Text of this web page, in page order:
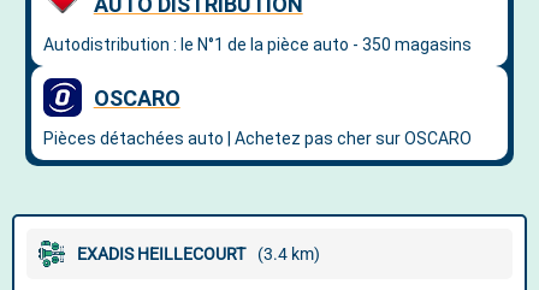
EXADIS HEILLECOURT (3.4 km)